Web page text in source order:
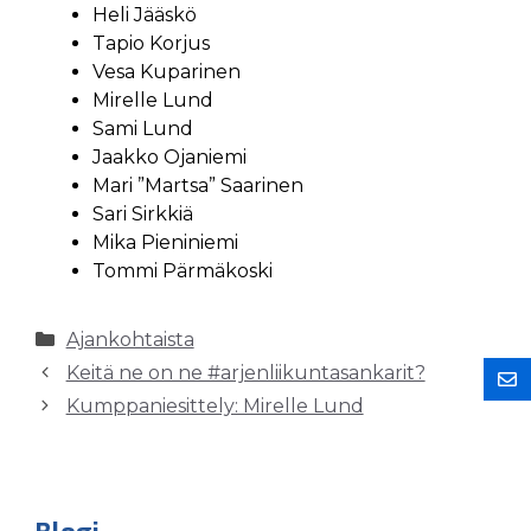
Heli Jääskö
Tapio Korjus
Vesa Kuparinen
Mirelle Lund
Sami Lund
Jaakko Ojaniemi
Mari ”Martsa” Saarinen
Sari Sirkkiä
Mika Pieniniemi
Tommi Pärmäkoski
Kategoriat
Ajankohtaista
Keitä ne on ne #arjenliikuntasankarit?
Kumppaniesittely: Mirelle Lund